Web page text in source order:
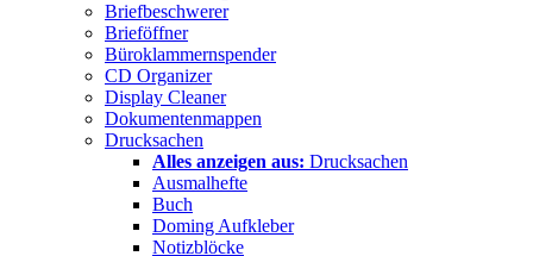
Briefbeschwerer
Brieföffner
Büroklammernspender
CD Organizer
Display Cleaner
Dokumentenmappen
Drucksachen
Alles anzeigen aus: Drucksachen
Ausmalhefte
Buch
Doming Aufkleber
Notizblöcke